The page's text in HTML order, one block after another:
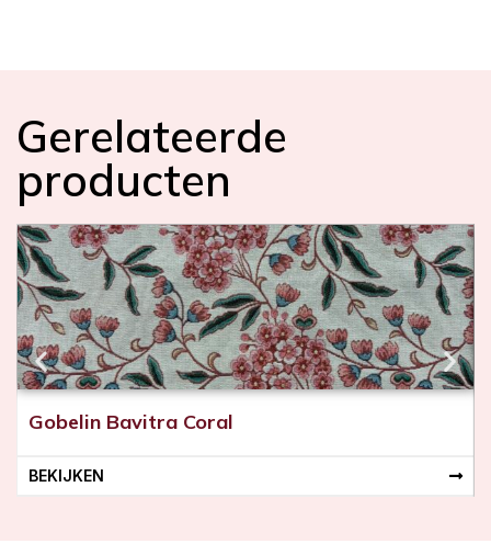
Gerelateerde
producten
Gobelin Bavitra Coral
BEKIJKEN